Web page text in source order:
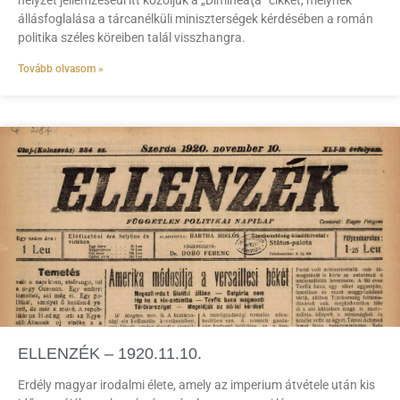
állásfoglalása a tárcanélküli miniszterségek kérdésében a román
politika széles köreiben talál visszhangra.
Tovább olvasom »
ELLENZÉK – 1920.11.10.
Erdély magyar irodalmi élete, amely az imperium átvétele után kis